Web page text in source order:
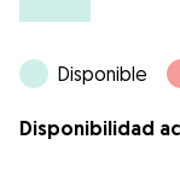
Disponible
Disponibilidad